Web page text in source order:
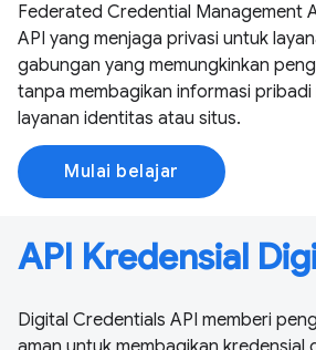
Federated Credential Management
API yang menjaga privasi untuk
gabungan yang memungkinkan
tanpa membagikan informasi
layanan identitas atau situs.
Mulai belajar
API Kredensial
Digital Credentials API memberi